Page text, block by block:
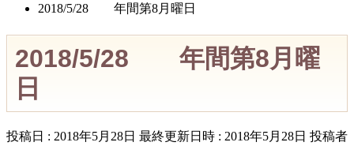
2018/5/28 年間第8月曜日
2018/5/28 年間第8月曜
日
投稿日 : 2018年5月28日 最終更新日時 : 2018年5月28日 投稿者